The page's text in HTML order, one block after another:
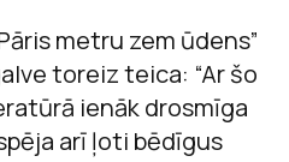
metru zem ūdens”
toreiz teica: “Ar šo
ienāk drosmīga
arī ļoti bēdīgus